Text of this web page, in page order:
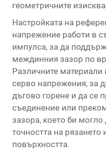
геометричните
Настройката на
напрежение работи в
импулса, за да
междинния зазор по
Различните
серво напрежения, за
дъгово горене и да се
съединение или
зазора, което би
точността на рязането
повърхността.